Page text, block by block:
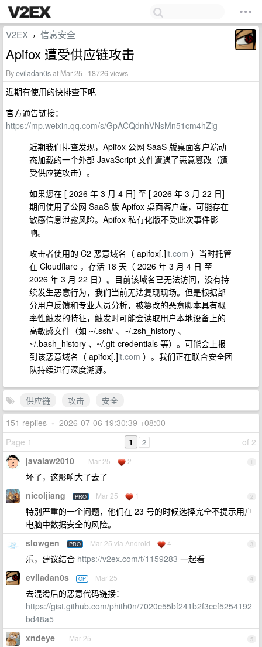
V2EX › 信息安全
Apifox 遭受供应链攻击
Byeviladan0sat Mar 25 · 18726 views
近期有使用的快排查下吧
官方通告链接：
https://mp.weixin.qq.com/s/GpACQdnhVNsMn51cm4hZig
近期我们排查发现，Apifox 公网 SaaS 版桌面客户端动
态加载的一个外部 JavaScript 文件遭遇了恶意篡改（遭
受供应链攻击）。
如果您在 [ 2026 年 3 月 4 日] 至 [ 2026 年 3 月 22 日]
期间使用了公网 SaaS 版 Apifox 桌面客户端，可能存在
敏感信息泄露风险。Apifox 私有化版不受此次事件影
响。
攻击者使用的 C2 恶意域名（ apifox[.]it.com ）当时托管
在 Cloudflare ，存活 18 天（ 2026 年 3 月 4 日 至
2026 年 3 月 22 日）。目前该域名已无法访问，没有持
续发生恶意行为，我们当前无法复现现场。但是根据部
分用户反馈和专业人员分析，被篡改的恶意脚本具有概
率性触发的特征，触发时可能会读取用户本地设备上的
高敏感文件（如 ~/.ssh/ 、~/.zsh_history 、
~/.bash_history 、~/.git-credentials 等）。可能会上报
到该恶意域名（ apifox[.]it.com ）。我们正在联合安全团
队持续进行深度溯源。
供应链 攻击
安全
151 replies • 2026-07-06 19:30:39 +08:00
Page 1
of 2
1 2
1
javalaw2010 Mar 25 2
坏了，这影响大了去了
2
nicoljiang PRO Mar 25 1
特别严重的一个问题，他们在 23 号的时候选择完全不提示用户
电脑中数据安全的风险。
3
slowgen PRO Mar 25 via Android 4
乐，建议结合 https://v2ex.com/t/1159283 一起看
4
eviladan0s OP Mar 25
去混淆后的恶意代码链接：
https://gist.github.com/phith0n/7020c55bf241b2f3ccf5254192
bd48a5
5
xndeye Mar 25